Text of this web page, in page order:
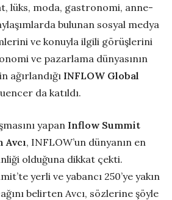
lüks, moda, gastronomi, anne-
bulunan sosyal medya
ve konuyla ilgili görüşlerini
ve pazarlama dünyasının
ağırlandığı INFLOW Global
da katıldı.
yapan Inflow Summit
Avcı, INFLOW’un dünyanın en
olduğuna dikkat çekti.
yerli ve yabancı 250’ye yakın
belirten Avcı, sözlerine şöyle